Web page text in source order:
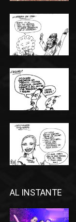
AL INSTANTE